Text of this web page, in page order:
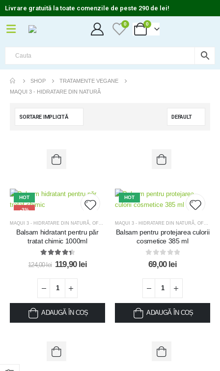
Livrare gratuită la toate comenzile de peste 290 de lei!
0 0
SHOP
TRATAMENTE VEGANE
MAQUI 3 - HIDRATARE DIN NATURĂ
HOT
-3%
Add to
wishlist
MAQUI 3 - HIDRATARE DIN NATURĂ, OFERTE OFERTE MĂȘTI TRATAMENT
Balsam hidratant pentru păr
tratat chimic 1000ml
4.50 out of 5
124,00lei 119,90 lei
ADAUGĂ ÎN COȘ
HOT
Add
MAQUI 3 - HIDRATARE DIN NATURĂ, OFERTE
Balsam pentru protejarea culorii
cosmetice 385 ml
0out of 5
69,00 lei
ADAUGĂ ÎN COȘ